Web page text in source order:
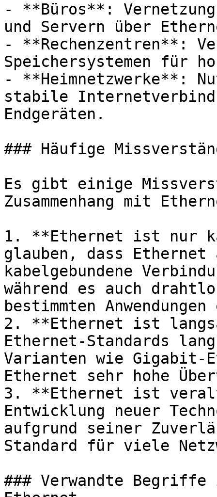
- **Büros**:
und Servern über
- **Rechenzentren**:
Speichersystemen für
- **Heimnetzwerke**:
stabile
Endgeräten.
### Häufige
Es gibt einige
Zusammenhang mit
1. **Ethernet ist nur
glauben, dass
kabelgebundene
während es auch
bestimmten
2. **Ethernet ist
Ethernet-Standards
Varianten wie Gigabit-
Ethernet sehr hohe
3. **Ethernet ist
Entwicklung neuer
aufgrund seiner
Standard für viele
### Verwandte Begriffe